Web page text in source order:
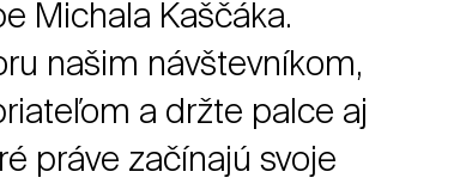
Michala Kaščáka.
našim návštevníkom,
a držte palce aj
práve začínajú svoje